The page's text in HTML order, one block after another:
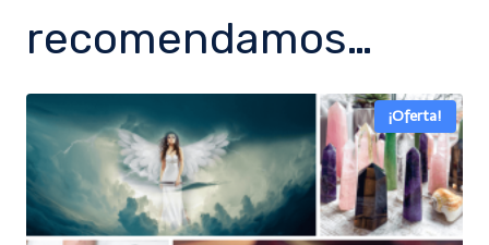
recomendamos…
¡Oferta!